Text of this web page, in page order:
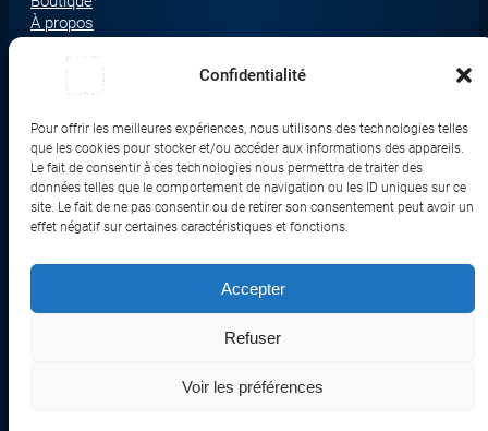
Confidentialité
Pour offrir les meilleures expériences, nous utilisons des technologies telles
que les cookies pour stocker et/ou accéder aux informations des appareils.
Le fait de consentir à ces technologies nous permettra de traiter des
données telles que le comportement de navigation ou les ID uniques sur ce
site. Le fait de ne pas consentir ou de retirer son consentement peut avoir un
effet négatif sur certaines caractéristiques et fonctions.
Accepter
Refuser
Voir les préférences
À propos
Nos catégories produit
Écrans & Moniteurs
Serveurs & Stockage
Impression & Consommables
Ordinateurs & Tablettes
Périphériques & Accessoires
Réseau & IoT
Conditions Générales de Vente